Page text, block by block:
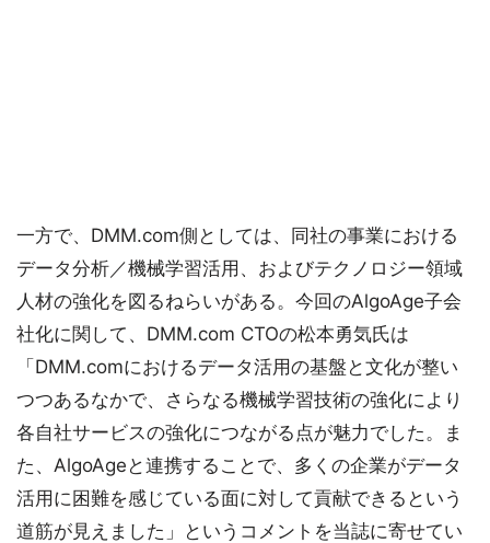
一方で、DMM.com側としては、同社の事業における
データ分析／機械学習活用、およびテクノロジー領域
人材の強化を図るねらいがある。今回のAlgoAge子会
社化に関して、DMM.com CTOの松本勇気氏は
「DMM.comにおけるデータ活用の基盤と文化が整い
つつあるなかで、さらなる機械学習技術の強化により
各自社サービスの強化につながる点が魅力でした。ま
た、AlgoAgeと連携することで、多くの企業がデータ
活用に困難を感じている面に対して貢献できるという
道筋が見えました」というコメントを当誌に寄せてい